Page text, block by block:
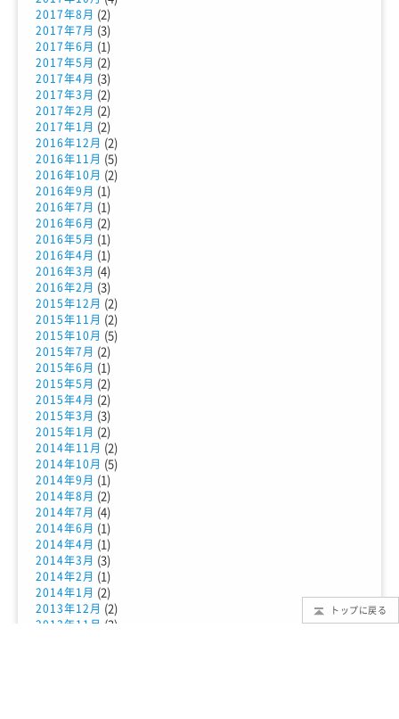
2017年8月 (2)
2017年7月 (3)
2017年6月 (1)
2017年5月 (2)
2017年4月 (3)
2017年3月 (2)
2017年2月 (2)
2017年1月 (2)
2016年12月 (2)
2016年11月 (5)
2016年10月 (2)
2016年9月 (1)
2016年7月 (1)
2016年6月 (2)
2016年5月 (1)
2016年4月 (1)
2016年3月 (4)
2016年2月 (3)
2015年12月 (2)
2015年11月 (2)
2015年10月 (5)
2015年7月 (2)
2015年6月 (1)
2015年5月 (2)
2015年4月 (2)
2015年3月 (3)
2015年1月 (2)
2014年11月 (2)
2014年10月 (5)
2014年9月 (1)
2014年8月 (2)
2014年7月 (4)
2014年6月 (1)
2014年4月 (1)
2014年3月 (3)
2014年2月 (1)
2014年1月 (2)
2013年12月 (2)
2013年11月 (3)
トップに戻る